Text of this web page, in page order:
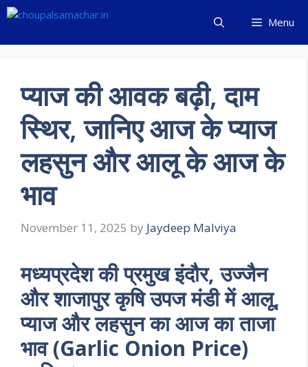
Skip
content
Menu
प्याज की आवक बढ़ी, दाम
स्थिर, जानिए आज के प्याज
लहसुन और आलू के आज के
भाव
November 11, 2025 by Jaydeep Malviya
मध्यप्रदेश की प्रमुख इंदौर, उज्जैन
और शाजापुर कृषि उपज मंडी में आलू,
प्याज और लहसुन का आज का ताजा
भाव (Garlic Onion Price)